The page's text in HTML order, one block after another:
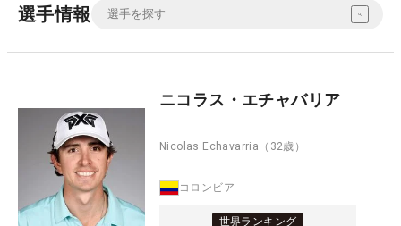
選手情報
ニコラス・エチャバリア
Nicolas Echavarria （32歳）
コロンビア
世界ランキング